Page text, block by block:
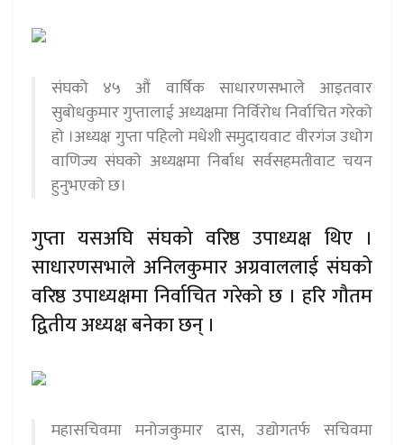
संघको ४५ औं वार्षिक साधारणसभाले आइतवार
सुबोधकुमार गुप्तालाई अध्यक्षमा निर्विरोध निर्वाचित गरेको
हो ।अध्यक्ष गुप्ता पहिलो मधेशी समुदायवाट वीरगंज उधोग
वाणिज्य संघको अध्यक्षमा निर्बाध सर्वसहमतीवाट चयन
हुनुभएको छ।
गुप्ता यसअघि संघको वरिष्ठ उपाध्यक्ष थिए ।
साधारणसभाले अनिलकुमार अग्रवाललाई संघको
वरिष्ठ उपाध्यक्षमा निर्वाचित गरेको छ । हरि गौतम
द्वितीय अध्यक्ष बनेका छन् ।
महासचिवमा मनोजकुमार दास, उद्योगतर्फ सचिवमा